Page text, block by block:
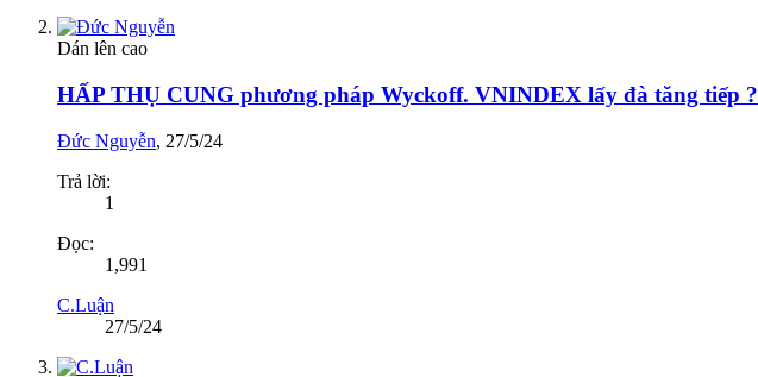
Dán lên cao
HẤP THỤ CUNG phương pháp Wyckoff. VNINDEX lấy đà tăng tiếp ?
Đức Nguyễn, 27/5/24
Trả lời:
1
Đọc:
1,991
C.Luận
27/5/24